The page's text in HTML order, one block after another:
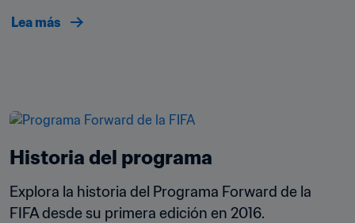
Lea más
Historia del programa
Explora la historia del Programa Forward de la
FIFA desde su primera edición en 2016.